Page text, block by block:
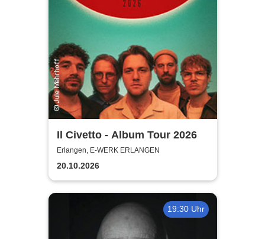
Il Civetto - Album Tour 2026
Erlangen, E-WERK ERLANGEN
20.10.2026
19:30 Uhr